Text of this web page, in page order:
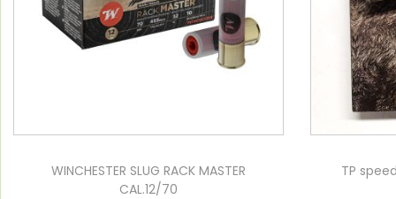
WINCHESTER SLUG RACK MASTER
CAL.12/70
TP